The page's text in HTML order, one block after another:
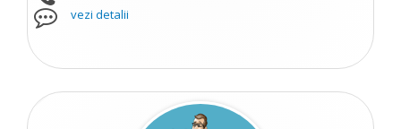
vezi detalii